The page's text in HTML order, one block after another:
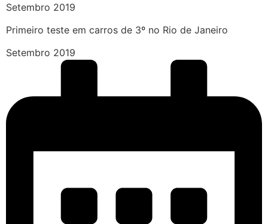
Setembro 2019
Primeiro teste em carros de 3º no Rio de Janeiro
Setembro 2019